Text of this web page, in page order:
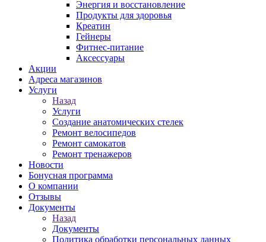
Энергия и восстановление
Продукты для здоровья
Креатин
Гейнеры
Фитнес-питание
Аксессуары
Акции
Адреса магазинов
Услуги
Назад
Услуги
Создание анатомических стелек
Ремонт велосипедов
Ремонт самокатов
Ремонт тренажеров
Новости
Бонусная программа
О компании
Отзывы
Документы
Назад
Документы
Политика обработки персональных данных